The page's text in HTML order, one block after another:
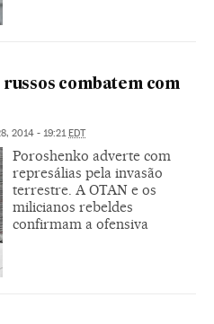
combatem com
2014 - 19:21 EDT
Poroshenko adverte com
represálias pela invasão
terrestre. A OTAN e os
milicianos rebeldes
confirmam a ofensiva